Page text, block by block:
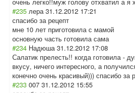
#235 лера 31.12.2012 17:21
спасибо за рецепт
мне 10 лет приготовила с мамой
основную часть готовила сама
#234 Надюша 31.12.2012 17:08
Салатик прелесть!! когда готовила -
вкусу, ничего интересного, а
конечно очень красивый))) спасибо за
#233 007 31.12.2012 15:55